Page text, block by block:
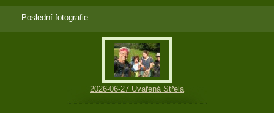
Poslední fotografie
2026-06-27 Uvařená Střela